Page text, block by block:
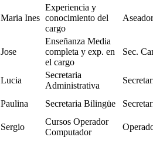
Maria Ines
Experiencia y
conocimiento del
cargo
Jose
Enseñanza Media
completa y exp. en
el cargo
Sec.
Lucia
Secretaria
Administrativa
Paulina Secretaria Bilingüe
Sergio
Cursos Operador
Computador